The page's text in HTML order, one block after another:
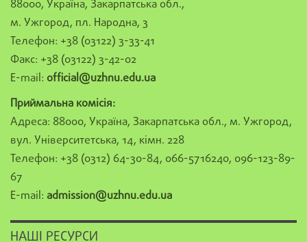
88000, Україна, Закарпатська обл.,
м. Ужгород, пл. Народна, 3
Телефон: +38 (03122) 3-33-41
Факс: +38 (03122) 3-42-02
E-mail: official@uzhnu.edu.ua
Приймальна комісія:
Адреса: 88000, Україна, Закарпатська обл., м. Ужгород,
вул. Університетська, 14, кімн. 228
Телефон: +38 (0312) 64-30-84, 066-5716240, 096-123-89-
67
E-mail: admission@uzhnu.edu.ua
НАШІ РЕСУРСИ